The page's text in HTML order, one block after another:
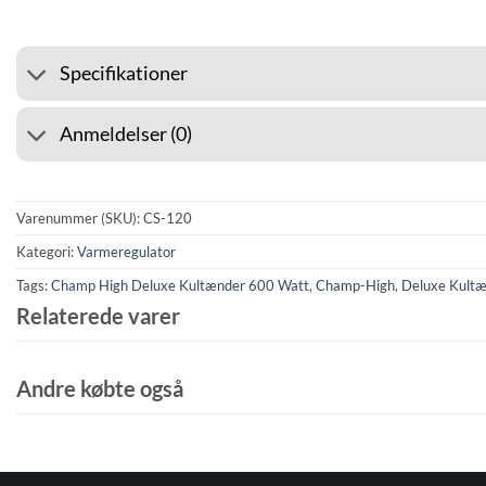
Specifikationer
Anmeldelser (0)
Varenummer (SKU):CS-120
Kategori:Varmeregulator
Tags:Champ High Deluxe Kultænder 600 Watt, Champ-High, Deluxe
Relaterede varer
Andre købte også